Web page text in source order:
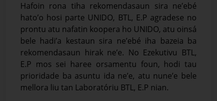
Hafoin rona tiha rekomendasaun sira ne’ebé
hato’o hosi parte UNIDO, BTL, E.P agradese no
prontu atu nafatin koopera ho UNIDO, atu oinsá
bele hadi’a kestaun sira ne’ebé iha bazeia ba
rekomendasaun hirak ne’e. No Ezekutivu BTL,
E.P mos sei haree orsamentu foun, hodi tau
prioridade ba asuntu ida ne’e, atu nune’e bele
mellora liu tan Laboratóriu BTL, E.P nian.